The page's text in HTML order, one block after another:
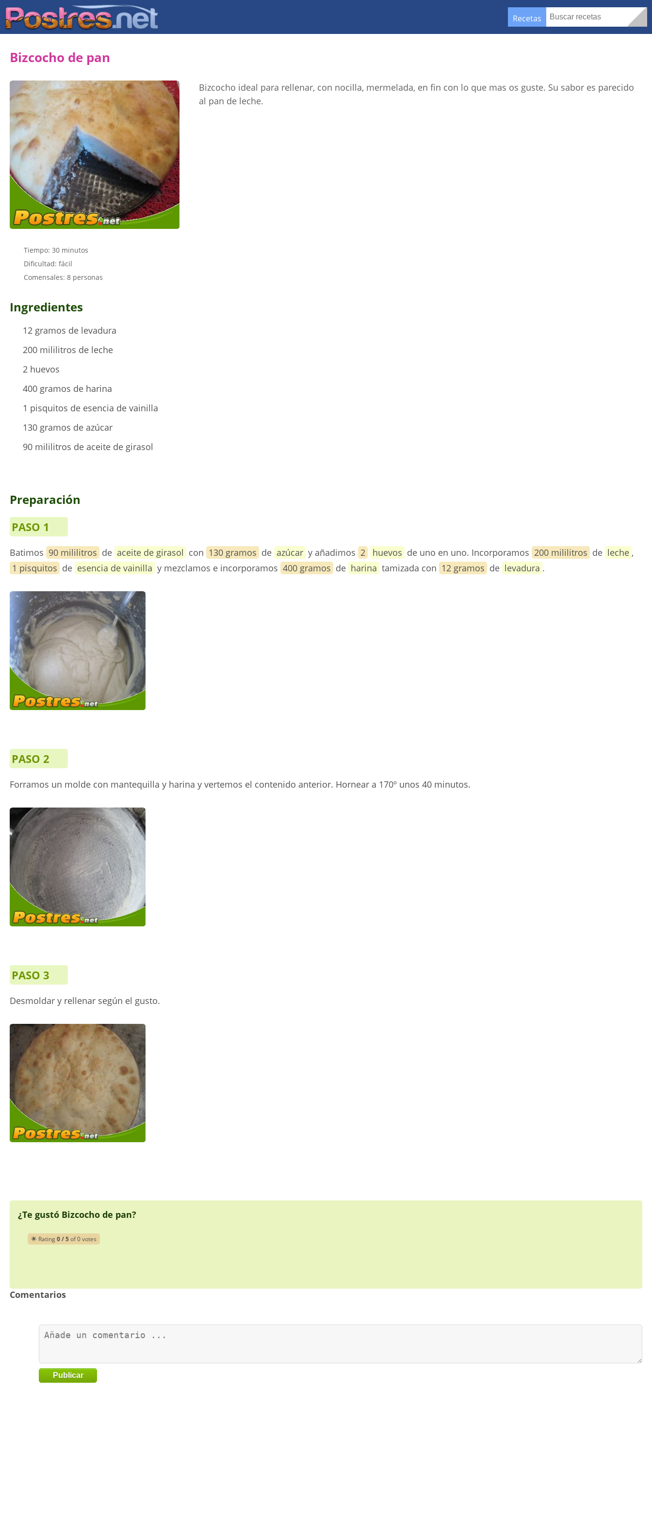
Recetas
Bizcocho de pan
Bizcocho ideal para rellenar, con nocilla, mermelada, en fin con lo que mas os guste. Su sabor es parecido
al pan de leche.
Tiempo: 30 minutos
Dificultad: fácil
Comensales: 8 personas
Ingredientes
12 gramos de levadura
200 mililitros de leche
2 huevos
400 gramos de harina
1 pisquitos de esencia de vainilla
130 gramos de azúcar
90 mililitros de aceite de girasol
Preparación
PASO 1
Batimos 90 mililitros de aceite de girasol con 130 gramos de azúcar y añadimos 2 huevos de uno en uno. Incorporamos 200 mililitros de leche ,
1 pisquitos de esencia de vainilla y mezclamos e incorporamos 400 gramos de harina tamizada con 12 gramos de levadura .
PASO 2
Forramos un molde con mantequilla y harina y vertemos el contenido anterior. Hornear a 170º unos 40 minutos.
PASO 3
Desmoldar y rellenar según el gusto.
¿Te gustó Bizcocho de pan?
🌟 Rating0 / 5of 0 votes
Comentarios
Publicar